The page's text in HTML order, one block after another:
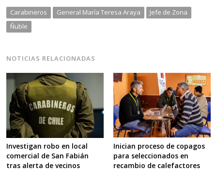
Carabineros General María Teresa Araya
Jefe de Zona
Ñuble
NOTICIAS RELACIONADAS
Investigan robo en local
comercial de San Fabián
tras alerta de vecinos
Inician proceso de copagos
para seleccionados en
recambio de calefactores